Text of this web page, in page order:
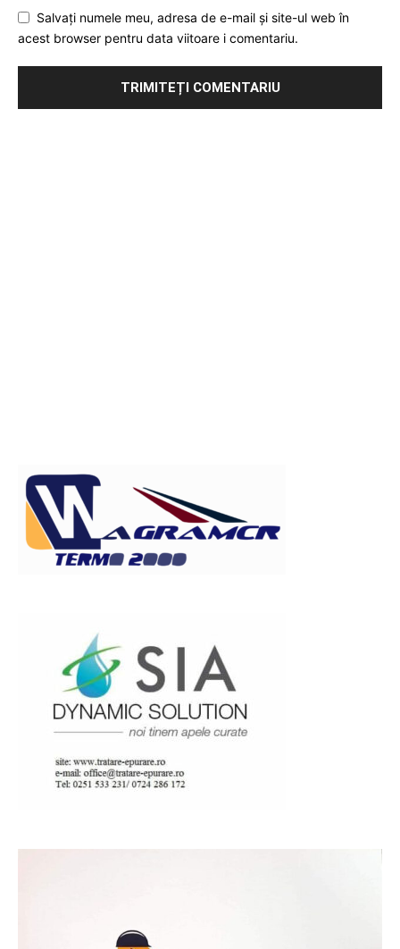
Salvați numele meu, adresa de e-mail și site-ul web în
acest browser pentru data viitoare i comentariu.